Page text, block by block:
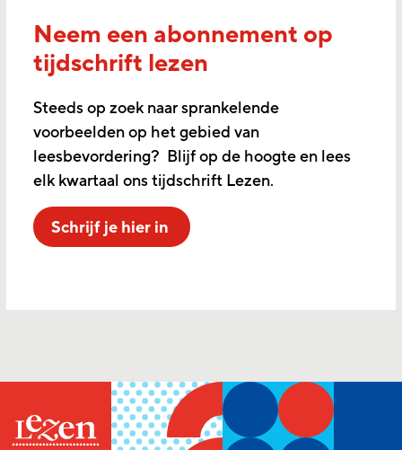
Neem een abonnement op
tijdschrift lezen
Steeds op zoek naar sprankelende
voorbeelden op het gebied van
leesbevordering? Blijf op de hoogte en lees
elk kwartaal ons tijdschrift Lezen.
Schrijf je hier in